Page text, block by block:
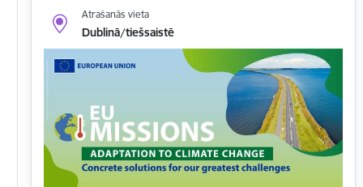
Atrašanās vieta
Dublinā/tiešsaistē